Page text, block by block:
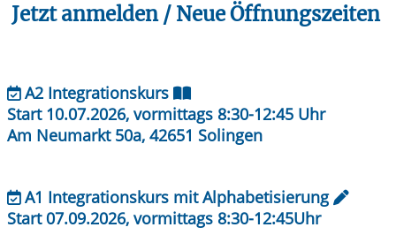
Jetzt anmelden / Neue Öffnungszeiten
A2 Integrationskurs
Start 10.07.2026, vormittags 8:30-12:45 Uhr
Am Neumarkt 50a, 42651 Solingen
A1 Integrationskurs mit Alphabetisierung
Start 07.09.2026, vormittags 8:30-12:45Uhr